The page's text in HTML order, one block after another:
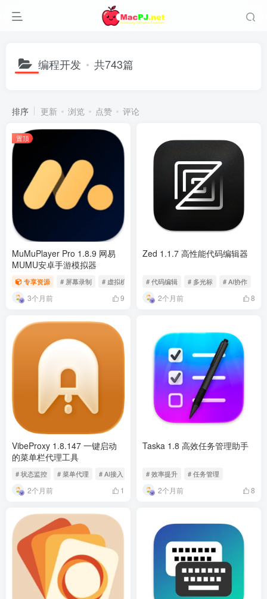
编程开发 共743篇
排序 更新 浏览 点赞 评论
置顶
MuMuPlayer Pro 1.8.9 网易
MUMU安卓手游模拟器
专享资源 # 屏幕录制 # 虚拟机 # 模拟器
3个月前 9
Zed 1.1.7 高性能代码编辑器
# 代码编辑 # 多光标 # AI协作
2个月前 8
VibeProxy 1.8.147 一键启动
的菜单栏代理工具
# 状态监控 # 菜单代理 # AI接入
2个月前 1
Taska 1.8 高效任务管理助手
# 效率提升 # 任务管理
2个月前 8